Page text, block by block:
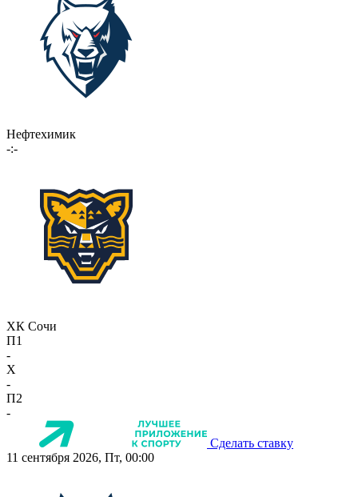
Нефтехимик
-:-
ХК Сочи
П1
-
X
-
П2
-
Сделать ставку
11 сентября 2026, Пт, 00:00